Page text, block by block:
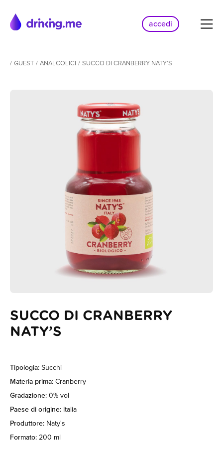
accedi
/ GUEST / ANALCOLICI / SUCCO DI CRANBERRY NATY’S
SUCCO DI CRANBERRY
NATY’S
Tipologia:Succhi
Materia prima:Cranberry
Gradazione:0% vol
Paese di origine: Italia
Produttore: Naty's
Formato:200 ml